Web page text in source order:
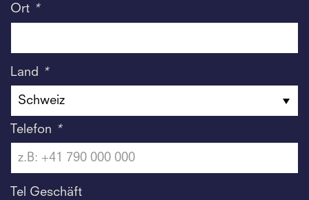
Ort *
Land *
Telefon *
Tel Geschäft